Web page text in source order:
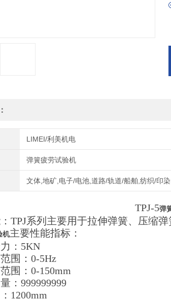
LIMEI/利美机电
弹簧疲劳试验机
文体,地矿,电子/电池,道路/轨道/船舶,纺织/印染
TPJ-5弹
TPJ系列主要用于拉伸弹簧、压缩
机主要性能指标：
：5KN
围：0-5Hz
围：0-150mm
：999999999
1200mm